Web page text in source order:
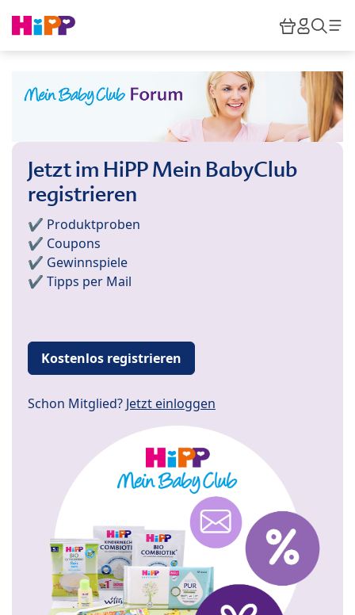
HiPP
Jetzt im HiPP Mein BabyClub
registrieren
✔️ Produktproben
✔️ Coupons
✔️ Gewinnspiele
✔️ Tipps per Mail
Kostenlos registrieren
Schon Mitglied? Jetzt einloggen